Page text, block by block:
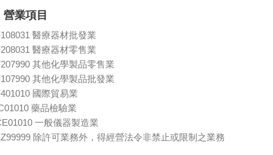
營業項目
醫療器材批發業
醫療器材零售業
其他化學製品零售業
其他化學製品批發業
國際貿易業
藥品檢驗業
一般儀器製造業
除許可業務外，得經營法令非禁止或限制之業務